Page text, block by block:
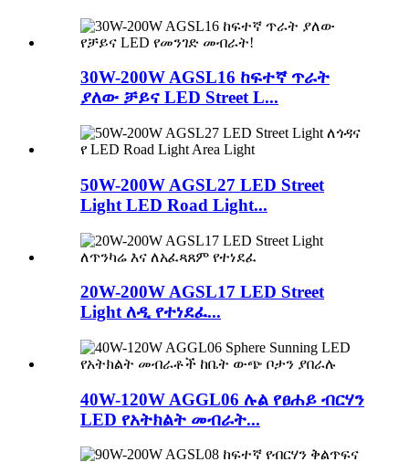
30W-200W AGSL16 ከፍተኛ ጥራት
ያለው ቻይና LED Street L...
50W-200W AGSL27 LED Street
Light LED Road Light...
20W-200W AGSL17 LED Street
Light ለዲ የተነደፈ...
40W-120W AGGL06 ሉል የፀሐይ ብርሃን
LED የአትክልት መብራት...